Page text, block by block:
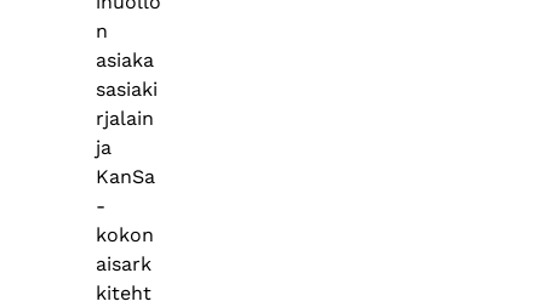
n
asiaka
sasiaki
rjalain
ja
KanSa
-
kokon
aisark
kiteht